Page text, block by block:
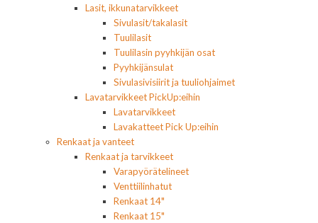
Lasit, ikkunatarvikkeet
Sivulasit/takalasit
Tuulilasit
Tuulilasin pyyhkijän osat
Pyyhkijänsulat
Sivulasivisiirit ja tuuliohjaimet
Lavatarvikkeet PickUp:eihin
Lavatarvikkeet
Lavakatteet Pick Up:eihin
Renkaat ja vanteet
Renkaat ja tarvikkeet
Varapyörätelineet
Venttiilinhatut
Renkaat 14"
Renkaat 15"